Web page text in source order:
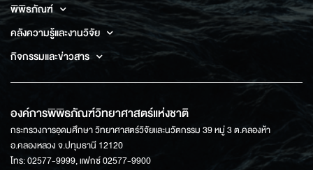
พิพิธภัณฑ์
คลังความรู้และงานวิจัย
กิจกรรมและข่าวสาร
องค์การพิพิธภัณฑ์วิทยาศาสตร์แห่งชาติ
กระทรวงการอุดมศึกษา วิทยาศาสตร์วิจัยและนวัตกรรม 39 หมู่ 3 ต.คลองห้า
อ.คลองหลวง จ.ปทุมธานี 12120
โทร: 02577-9999, แฟกซ์ 02577-9900